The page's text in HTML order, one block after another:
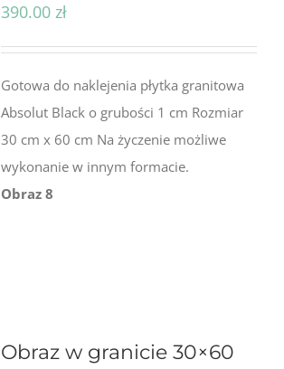
390.00 zł
Gotowa do naklejenia płytka granitowa
Absolut Black o grubości 1 cm Rozmiar
30 cm x 60 cm Na życzenie możliwe
wykonanie w innym formacie.
Obraz 8
Obraz w granicie 30×60